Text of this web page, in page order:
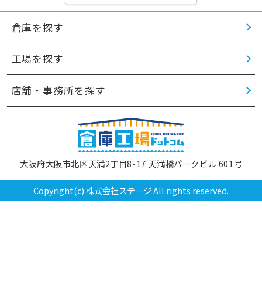
倉庫を探す
工場を探す
店舗・事務所を探す
大阪府大阪市北区天満2丁目8-17 天満橋パークビル 601号
Copyright(c) 株式会社ステージ All rights reserved.